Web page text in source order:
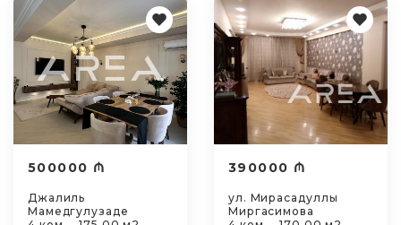
500000 ₼
Джалиль
Мамедгулузаде
390000 ₼
ул. Мирасадуллы
Миргасимова